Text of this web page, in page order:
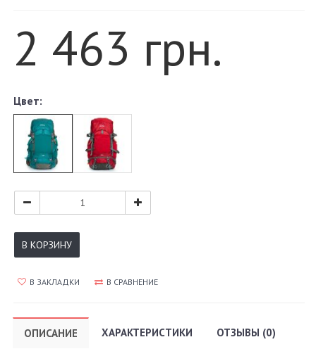
2 463 грн.
Цвет:
В КОРЗИНУ
В ЗАКЛАДКИ В СРАВНЕНИЕ
ОПИСАНИЕ ХАРАКТЕРИСТИКИ ОТЗЫВЫ (0)